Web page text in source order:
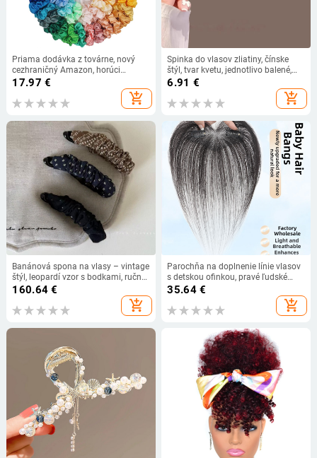
Priama dodávka z továrne, nový
cezhraničný Amazon, horúci
výpredaj, prsteň s hrubým črevom z
prasaťa, svetlý saténový prsteň do
vlasov, jednofarebný prsteň do
17.97 €
add_shopping_cart
Spinka do vlasov zliatiny, čínske
štýl, tvar kvetu, jednotlivo balené,
bez prispôsobenia
6.91 €
add_shopping_cart
Banánová spona na vlasy – vintage
štýl, leopardí vzor s bodkami, ručne
vyrobené, akryl
160.64 €
add_shopping_cart
Parochňa na doplnenie línie vlasov
s detskou ofinkou, pravé ľudské
vlasy, 25 cm rovný prameň, plne
ručne tkaná časť, model SZ513,
farbenie dovolené
35.64€
add_shopping_cart